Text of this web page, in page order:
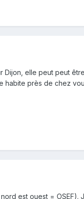
Dijon, elle peut peut
habite près de chez
est ouest = OSEF).